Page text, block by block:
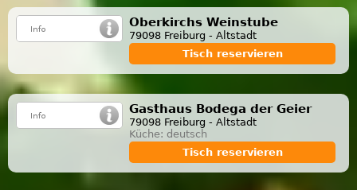
Oberkirchs Weinstube
79098 Freiburg - Altstadt
Tisch reservieren
Gasthaus Bodega der Geier
79098 Freiburg - Altstadt
Küche: deutsch
Tisch reservieren